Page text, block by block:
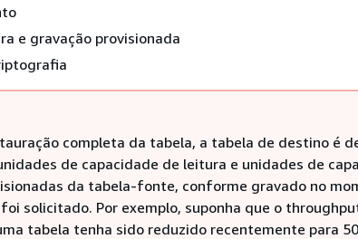
e gravação provisionada
completa da tabela, a tabela de destino é
de capacidade de leitura e unidades de
da tabela-fonte, conforme gravado no
solicitado. Por exemplo, suponha que o
tabela tenha sido reduzido recentemente para 50